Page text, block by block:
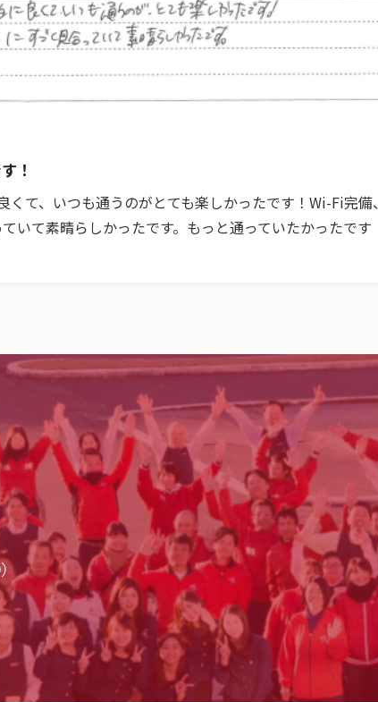
！
て、いつも通うのがとても楽しかったです！Wi-Fi完備、
いて素晴らしかったです。もっと通っていたかったです